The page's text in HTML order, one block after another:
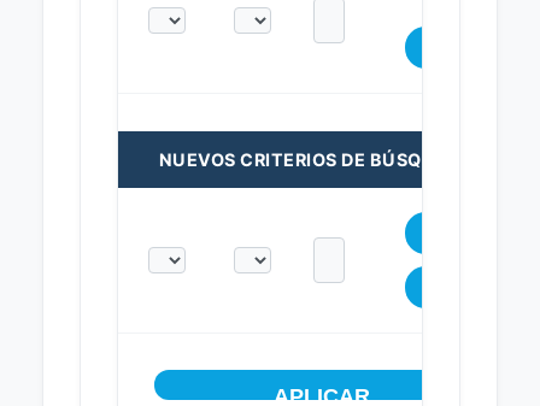
NUEVOS CRITERIOS DE BÚSQUEDA: